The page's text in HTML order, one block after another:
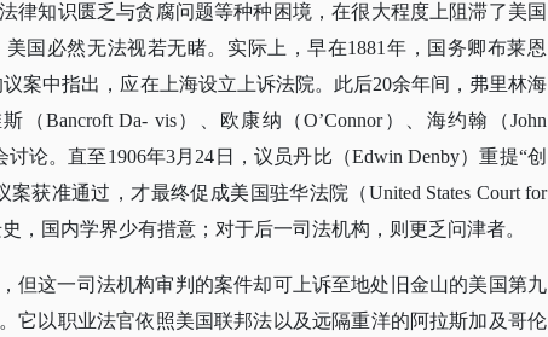
律知识匮乏与贪腐问题等种种困境，在很大程度上阻滞了美国
国必然无法视若无睹。实际上，早在1881年，国务卿布莱恩
议案中指出，应在上海设立上诉法院。此后20余年间，弗里林海
（Bancroft Da- vis）、欧康纳（O’Connor）、海约翰（John
论。直至1906年3月24日，议员丹比（Edwin Denby）重提“创
获准通过，才最终促成美国驻华法院（United States Court for
，国内学界少有措意；对于后一司法机构，则更乏问津者。
但这一司法机构审判的案件却可上诉至地处旧金山的美国第九
它以职业法官依照美国联邦法以及远隔重洋的阿拉斯加及哥伦